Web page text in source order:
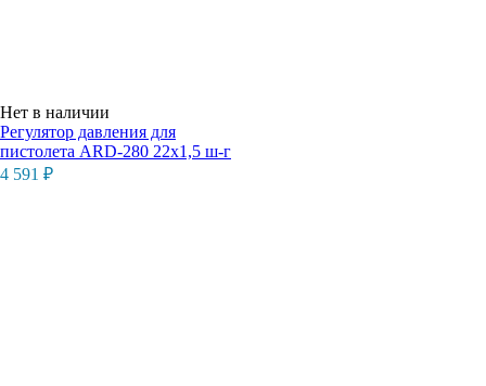
Нет в наличии
Регулятор давления для
пистолета ARD-280 22х1,5 ш-г
4 591 ₽